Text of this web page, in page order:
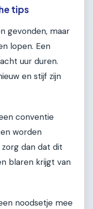
tips
gevonden, maar
lopen. Een
uur duren.
en stijf zijn
conventie
worden
dan dat dit
blaren krijgt van
noodsetje mee